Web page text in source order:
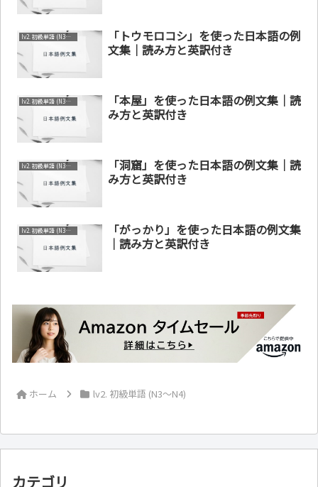
lv2. 初級単語 (N3～N4)
「トウモロコシ」を使った日本語の例
文集｜読み方と英訳付き
lv2. 初級単語 (N3～N4)
「本屋」を使った日本語の例文集｜読
み方と英訳付き
lv2. 初級単語 (N3～N4)
「洞窟」を使った日本語の例文集｜読
み方と英訳付き
lv2. 初級単語 (N3～N4)
「がっかり」を使った日本語の例文集
｜読み方と英訳付き
ホーム lv2. 初級単語 (N3～N4)
カテゴリ